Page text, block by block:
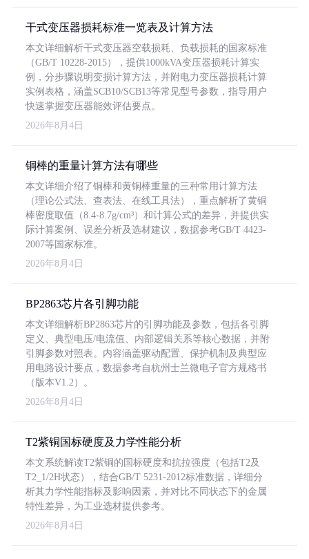
干式变压器损耗标准一览表及计算方法
本文详细解析干式变压器空载损耗、负载损耗的国家标准
（GB/T 10228-2015），提供1000kVA变压器损耗计算实
例，分步骤说明变损计算方法，并附电力变压器损耗计算
实例表格，涵盖SCB10/SCB13等常见型号参数，指导用户
快速掌握变压器能效评估要点。
2026年8月4日
铜棒的重量计算方法有哪些
本文详细介绍了铜棒和黄铜棒重量的三种常用计算方法
（理论公式法、查表法、在线工具法），重点解析了黄铜
棒密度取值（8.4-8.7g/cm³）和计算公式的差异，并提供实
际计算案例、误差分析及选材建议，数据参考GB/T 4423-
2007等国家标准。
2026年8月4日
BP2863芯片各引脚功能
本文详细解析BP2863芯片的引脚功能及参数，包括各引脚
定义、典型电压/电流值、内部逻辑关系等核心数据，并附
引脚参数对照表。内容涵盖驱动配置、保护机制及典型应
用电路设计要点，数据参考自杭州士兰微电子官方规格书
（版本V1.2）。
2026年8月4日
T2紫铜国标硬度及力学性能分析
本文系统解读T2紫铜的国标硬度和抗拉强度（包括T2及
T2_1/2H状态），结合GB/T 5231-2012标准数据，详细分
析其力学性能指标及影响因素，并对比不同状态下的金属
特性差异，为工业选材提供参考。
2026年8月4日